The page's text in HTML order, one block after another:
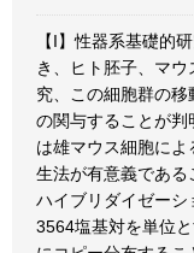
【I】性器系基礎的
き、ヒト胚子、マ
究、この細胞群の
の関与することが
は雄マウス細胞に
生法が有意義である
ハイブリダイゼーシ
3564塩基対を単位